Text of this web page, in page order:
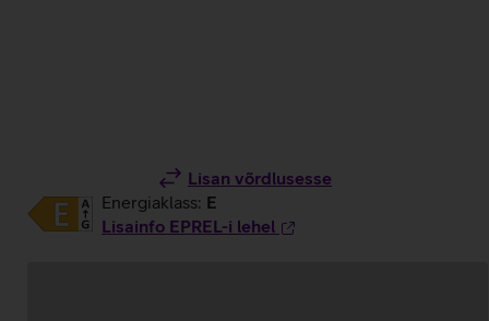
Lisan võrdlusesse
Energiaklass: E
Lisainfo EPREL-i lehel